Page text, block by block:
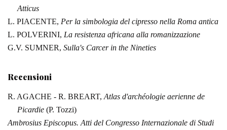
Atticus
L. PIACENTE, Per la simbologia del cipresso nella Roma antica
L. POLVERINI, La resistenza africana alla romanizzazione
G.V. SUMNER, Sulla's Carcerin the Nineties
Recensioni
R. AGACHE - R. BREART, Atlas d'archéologie aerienne de
Picardie(P. Tozzi)
Ambrosius Episcopus. Atti del Congresso Internazionale di Studi